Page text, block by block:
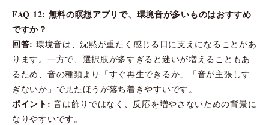
FAQ 12: 無料の瞑想アプリで、環境音が多いものはおすすめ
ですか？
回答: 環境音は、沈黙が重たく感じる日に支えになることがあ
ります。一方で、選択肢が多すぎると迷いが増えることもあ
るため、音の種類より「すぐ再生できるか」「音が主張しす
ぎないか」で見たほうが落ち着きやすいです。
ポイント: 音は飾りではなく、反応を増やさないための背景に
なりやすいです。